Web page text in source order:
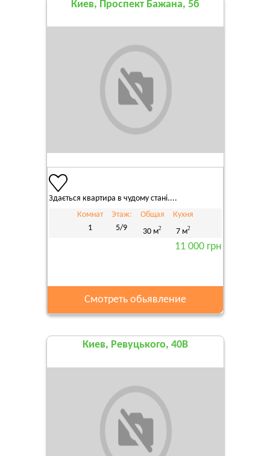
Киев, Проспект Бажана, 5б
Здається квартира в чудому стані....
Комнат
1
Этаж:
5/9
Общая
30 м2
Кухня
7 м2
11 000 грн
Смотреть обьявление
Киев, Ревуцького, 40В